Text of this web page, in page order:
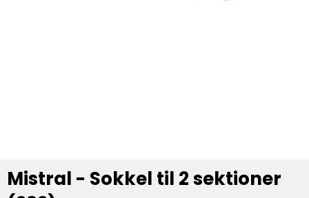
Mistral - Sokkel til 2 sektioner